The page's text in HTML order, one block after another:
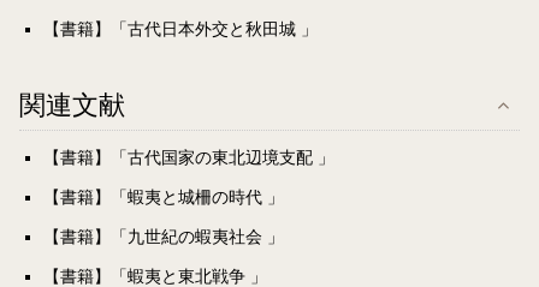
【書籍】「古代日本外交と秋田城 」
関連文献
【書籍】「古代国家の東北辺境支配 」
【書籍】「蝦夷と城柵の時代 」
【書籍】「九世紀の蝦夷社会 」
【書籍】「蝦夷と東北戦争 」